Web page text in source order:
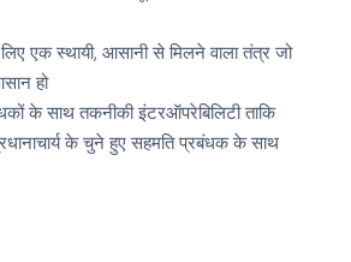
एक स्थायी, आसानी से मिलने वाला तंत्र जो
हो
के साथ तकनीकी इंटरऑपरेबिलिटी ताकि
के चुने हुए सहमति प्रबंधक के साथ